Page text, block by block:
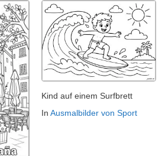
Kind auf einem Surfbrett
In Ausmalbilder von Sport